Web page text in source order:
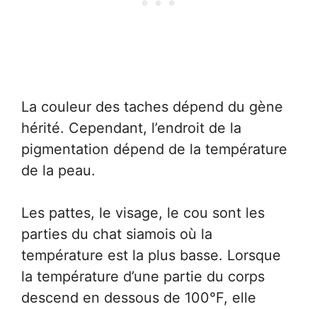
La couleur des taches dépend du gène
hérité. Cependant, l’endroit de la
pigmentation dépend de la température
de la peau.
Les pattes, le visage, le cou sont les
parties du chat siamois où la
température est la plus basse. Lorsque
la température d’une partie du corps
descend en dessous de 100°F, elle